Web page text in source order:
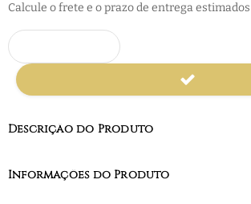
Calcule o frete e o prazo de entrega
Descrição do Produto
Informações do Produto